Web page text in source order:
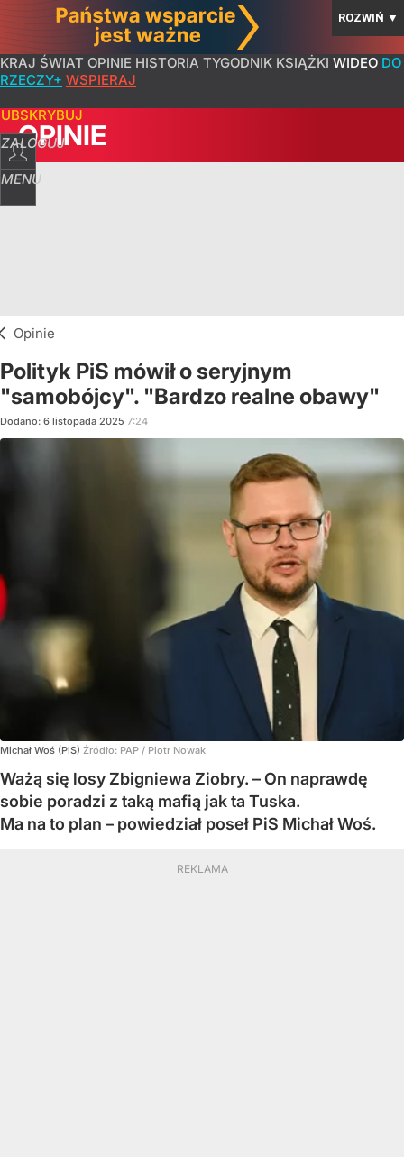
ROZWIŃ ▼
KRAJ ŚWIAT OPINIE HISTORIA TYGODNIK KSIĄŻKI WIDEO DO
RZECZY+ WSPIERAJ
ZALOGUJ
MENU
OPINIE
Opinie
Polityk PiS mówił o seryjnym
"samobójcy". "Bardzo realne obawy"
Dodano: 6 listopada 2025 7:24
Michał Woś (PiS) Źródło: PAP / Piotr Nowak
Ważą się losy Zbigniewa Ziobry. – On naprawdę
sobie poradzi z taką mafią jak ta Tuska.
Ma na to plan – powiedział poseł PiS Michał Woś.